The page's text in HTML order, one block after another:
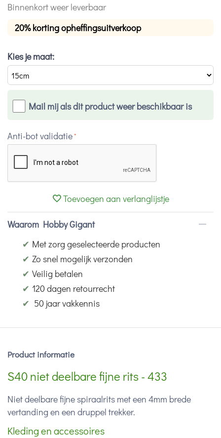
Binnenkort weer leverbaar
20% korting opheffingsuitverkoop
Kies je maat:
Mail mij als dit product weer beschikbaar is
Anti-bot validatie
Toevoegen aan verlanglijstje
Waarom Hobby Gigant
✔ Met zorg geselecteerde producten
✔ Zo snel mogelijk verzonden
✔ Veilig betalen
✔ 120 dagen retourrecht
✔ 50 jaar vakkennis
Product informatie
S40 niet deelbare fijne rits - 433
Niet deelbare fijne spiraalrits met een 4mm brede
vertanding en een druppel trekker.
Kleding en accessoires